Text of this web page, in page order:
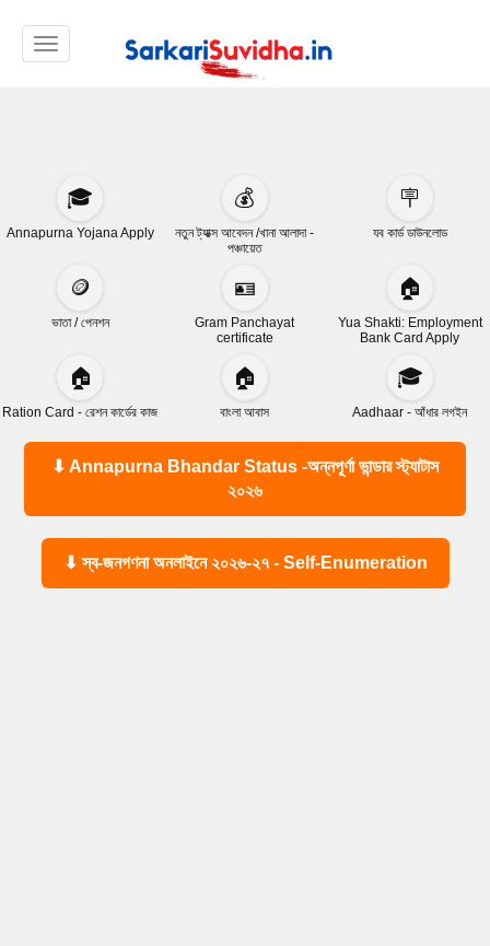
Toggle navigation
🎓
Annapurna Yojana Apply
💰
নতুন ট্যাক্স আবেদন /খানা আলাদা -
পঞ্চায়েত
🪧
যব কার্ড ডাউনলোড
🪙
ভাতা / পেনশন
🪪
Gram Panchayat
certificate
🏠
Yua Shakti: Employment
Bank Card Apply
🏠
Ration Card - রেশন কার্ডের কাজ
🏠
বাংলা আবাস
🎓
Aadhaar - আঁধার লগইন
⬇ Annapurna Bhandar Status -অন্নপূর্ণা ভান্ডার স্ট্যাটাস
২০২৬
⬇ স্ব-জনগণনা অনলাইনে ২০২৬-২৭ - Self-Enumeration